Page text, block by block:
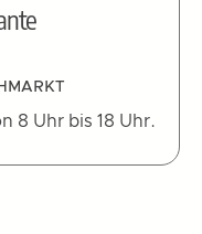
8 Uhr bis 18 Uhr.